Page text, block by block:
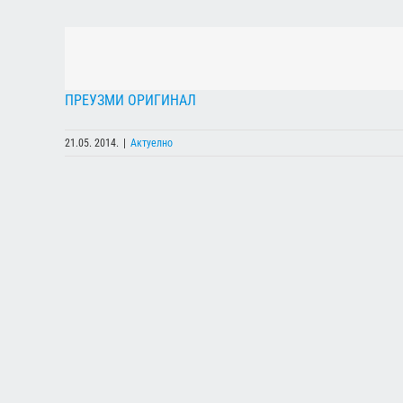
ПРЕУЗМИ ОРИГИНАЛ
21.05. 2014. Актуелно